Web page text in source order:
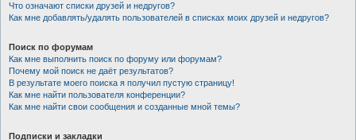
Что означают списки друзей и недругов?
Как мне добавлять/удалять пользователей в списках моих друзей и недругов?
Поиск по форумам
Как мне выполнить поиск по форуму или форумам?
Почему мой поиск не даёт результатов?
В результате моего поиска я получил пустую страницу!
Как мне найти пользователя конференции?
Как мне найти свои сообщения и созданные мной темы?
Подписки и закладки